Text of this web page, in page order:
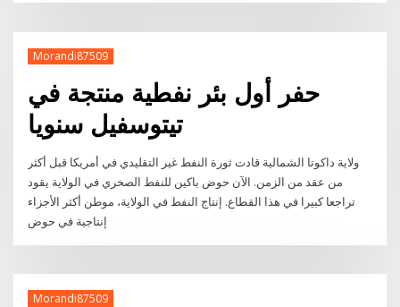
Morandi87509
حفر أول بئر نفطية منتجة في
تيتوسفيل سنويا
ولاية داكوتا الشمالية قادت ثورة النفط غير التقليدي في أمريكا قبل أكثر
من عقد من الزمن. الآن حوض باكين للنفط الصخري في الولاية يقود
تراجعا كبيرا في هذا القطاع. إنتاج النفط في الولاية، موطن أكثر الأجزاء
إنتاجية في حوض
Morandi87509